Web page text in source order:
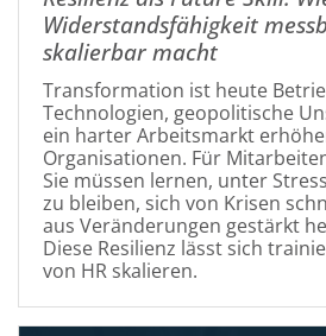
Widerstandsfähigkeit
skalierbar macht
Transformation ist heute
Technologien, geopolitische
ein harter Arbeitsmarkt
Organisationen. Für
Sie müssen lernen, unter
zu bleiben, sich von Krisen
aus Veränderungen gestärkt
Diese Resilienz lässt sich
von HR skalieren.